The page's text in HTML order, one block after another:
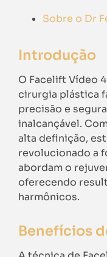
Sobre o Dr
Introdução
O Facelift Vídeo
cirurgia plástica
precisão e
inalcançável.
alta definição,
revolucionado a
abordam o
oferecendo
harmônicos.
Benefícios